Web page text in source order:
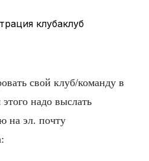
клубаклуб
свой клуб/команду в
надо выслать
на эл. почту